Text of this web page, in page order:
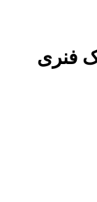
فنری